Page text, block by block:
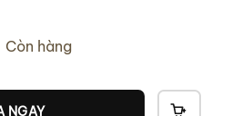
Còn hàng
NGAY